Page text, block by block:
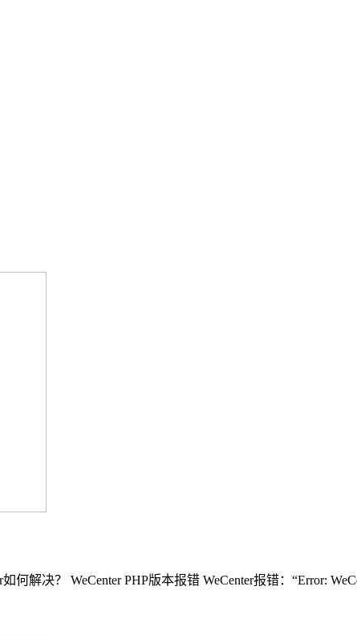
如何解决？ WeCenter PHP版本报错 WeCenter报错：“Error: